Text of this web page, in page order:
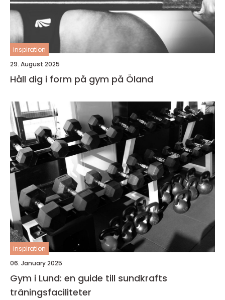
inspiration
29. August 2025
Håll dig i form på gym på Öland
inspiration
06. January 2025
Gym i Lund: en guide till sundkrafts
träningsfaciliteter